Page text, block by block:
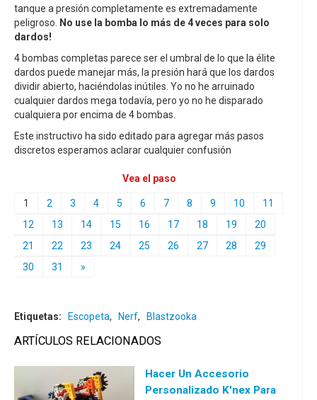
tanque a presión completamente es extremadamente
peligroso.
No use la bomba lo más de 4 veces para solo
dardos!
4 bombas completas parece ser el umbral de lo que la élite
dardos puede manejar más, la presión hará que los dardos
dividir abierto, haciéndolas inútiles. Yo no he arruinado
cualquier dardos mega todavía, pero yo no he disparado
cualquiera por encima de 4 bombas.
Este instructivo ha sido editado para agregar más pasos
discretos esperamos aclarar cualquier confusión
Vea el paso
1 2 3 4 5 6 7 8 9 10
11
12
13 14 15 16 17 18 19
20
21
22 23 24 25 26 27 28
29
30
31 »
Etiquetas: Escopeta, Nerf, Blastzooka
ARTÍCULOS RELACIONADOS
Hacer Un Accesorio
Personalizado K'nex Para